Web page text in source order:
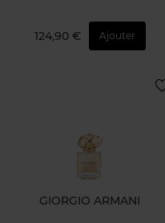
124,90 € Ajouter
GIORGIO ARMANI